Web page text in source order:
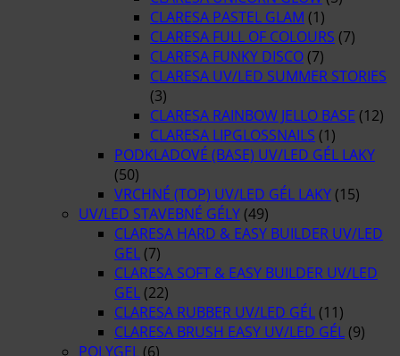
CLARESA PASTEL GLAM (1)
CLARESA FULL OF COLOURS (7)
CLARESA FUNKY DISCO (7)
CLARESA UV/LED SUMMER STORIES
(3)
CLARESA RAINBOW JELLO BASE (12)
CLARESA LIPGLOSSNAILS (1)
PODKLADOVÉ (BASE) UV/LED GÉL LAKY
(50)
VRCHNÉ (TOP) UV/LED GÉL LAKY (15)
UV/LED STAVEBNÉ GÉLY (49)
CLARESA HARD & EASY BUILDER UV/LED
GEL (7)
CLARESA SOFT & EASY BUILDER UV/LED
GEL (22)
CLARESA RUBBER UV/LED GÉL (11)
CLARESA BRUSH EASY UV/LED GÉL (9)
POLYGEL (6)